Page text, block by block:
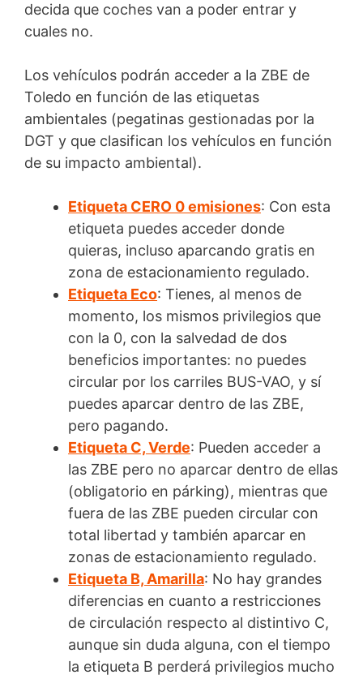
decida que coches van a poder entrar y
cuales no.
Los vehículos podrán acceder a la ZBE de
Toledo en función de las etiquetas
ambientales (pegatinas gestionadas por la
DGT y que clasifican los vehículos en función
de su impacto ambiental).
Etiqueta CERO 0 emisiones: Con esta
etiqueta puedes acceder donde
quieras, incluso aparcando gratis en
zona de estacionamiento regulado.
Etiqueta Eco: Tienes, al menos de
momento, los mismos privilegios que
con la 0, con la salvedad de dos
beneficios importantes: no puedes
circular por los carriles BUS-VAO, y sí
puedes aparcar dentro de las ZBE,
pero pagando.
Etiqueta C, Verde: Pueden acceder a
las ZBE pero no aparcar dentro de ellas
(obligatorio en párking), mientras que
fuera de las ZBE pueden circular con
total libertad y también aparcar en
zonas de estacionamiento regulado.
Etiqueta B, Amarilla: No hay grandes
diferencias en cuanto a restricciones
de circulación respecto al distintivo C,
aunque sin duda alguna, con el tiempo
la etiqueta B perderá privilegios mucho